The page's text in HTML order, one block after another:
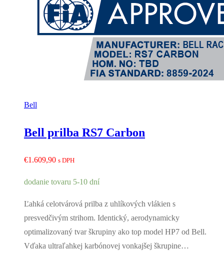
Bell
Bell prilba RS7 Carbon
€1.609,90 s DPH
dodanie tovaru 5-10 dní
Ľahká celotvárová prilba z uhlíkových vlákien s
presvedčivým strihom. Identický, aerodynamicky
optimalizovaný tvar škrupiny ako top model HP7 od Bell.
Vďaka ultraľahkej karbónovej vonkajšej škrupine…